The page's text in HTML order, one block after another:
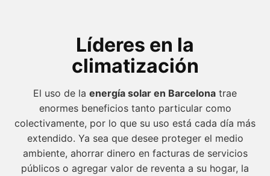
Líderes en la
climatización
El uso de la energía solar en Barcelona trae
enormes beneficios tanto particular como
colectivamente, por lo que su uso está cada día más
extendido. Ya sea que desee proteger el medio
ambiente, ahorrar dinero en facturas de servicios
públicos o agregar valor de reventa a su hogar, la